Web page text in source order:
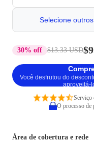
Selecione
30% off $13.33 USD
Você desfrutou do
aproveitá-
Serviço
O processo de
Área de cobertura e rede